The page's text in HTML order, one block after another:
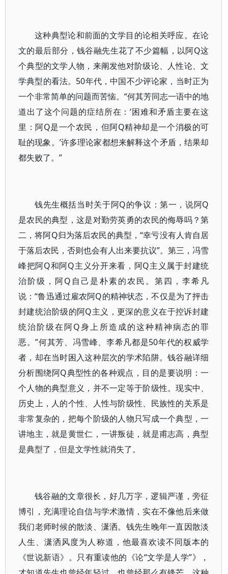
这种典型论和前面的文学目的论相关呼应。在论
文的最后部分，钱谷融先生花了不少篇幅，以阿Q这
个典型的文学人物，来阐发他对阶级论、人性论、文
学典型的看法。50年代，中国不少评论家，当时正为
一个非常简单的问题而苦恼。“何其芳同志一语中的地
道出了这个问题的症结所在：‘困难和矛盾主要在这
里：阿Q是一个农民，但阿Q精神却是一个消极的可
耻的现象。’许多理论家都想来解释这个矛盾，结果却
都失败了。”
钱先生概括当时关于阿Q的争议：第一，说阿Q
是农民的典型，这是对勤劳英勇的农民的侮辱吗？第
二，将阿Q归为落后农民的典型，“幸亏没有人肯自居
于落后农民，否则也会有人出来要抗议”。第三，冯雪
峰把阿Q和阿Q主义分开来看，阿Q主义属于封建统
治阶级，阿Q自己是朴素的农民。第四，李希凡
说：“鲁迅通过雇农阿Q的精神状态，不仅是为了抨击
封建统治阶级的阿Q主义，更深的意义在于控诉封建
统治阶级在阿Q身上所造成的这种精神病态的罪
恶。”何其芳、冯雪峰、李希凡都是50年代的权威学
者，却在当时困入这种层次的学术陷阱。钱谷融详细
分析围绕阿Q典型性的各种观点，目的是要说明：一
个人物的典型意义，并不一定等于阶级性。现实中、
历史上，人的个性、人性与阶级性、民族性的关系是
非常复杂的，把每个阶级的人物只写成一个典型，一
讲地主，就是黄世仁，一讲叛徒，就是甫志高，典型
是典型了，但是文学性就消失了。
钱谷融的文章很长，好几万字，逻辑严谨，旁征
博引，充满理论自信与学术激情，实在不像他后来做
我们老师时候的散淡、潇洒。钱先生晚年一直因散淡
人生、潇洒风度为人称道，他最喜欢读不同版本的
《世说新语》。只有重读他的《论“文学是人学”》，